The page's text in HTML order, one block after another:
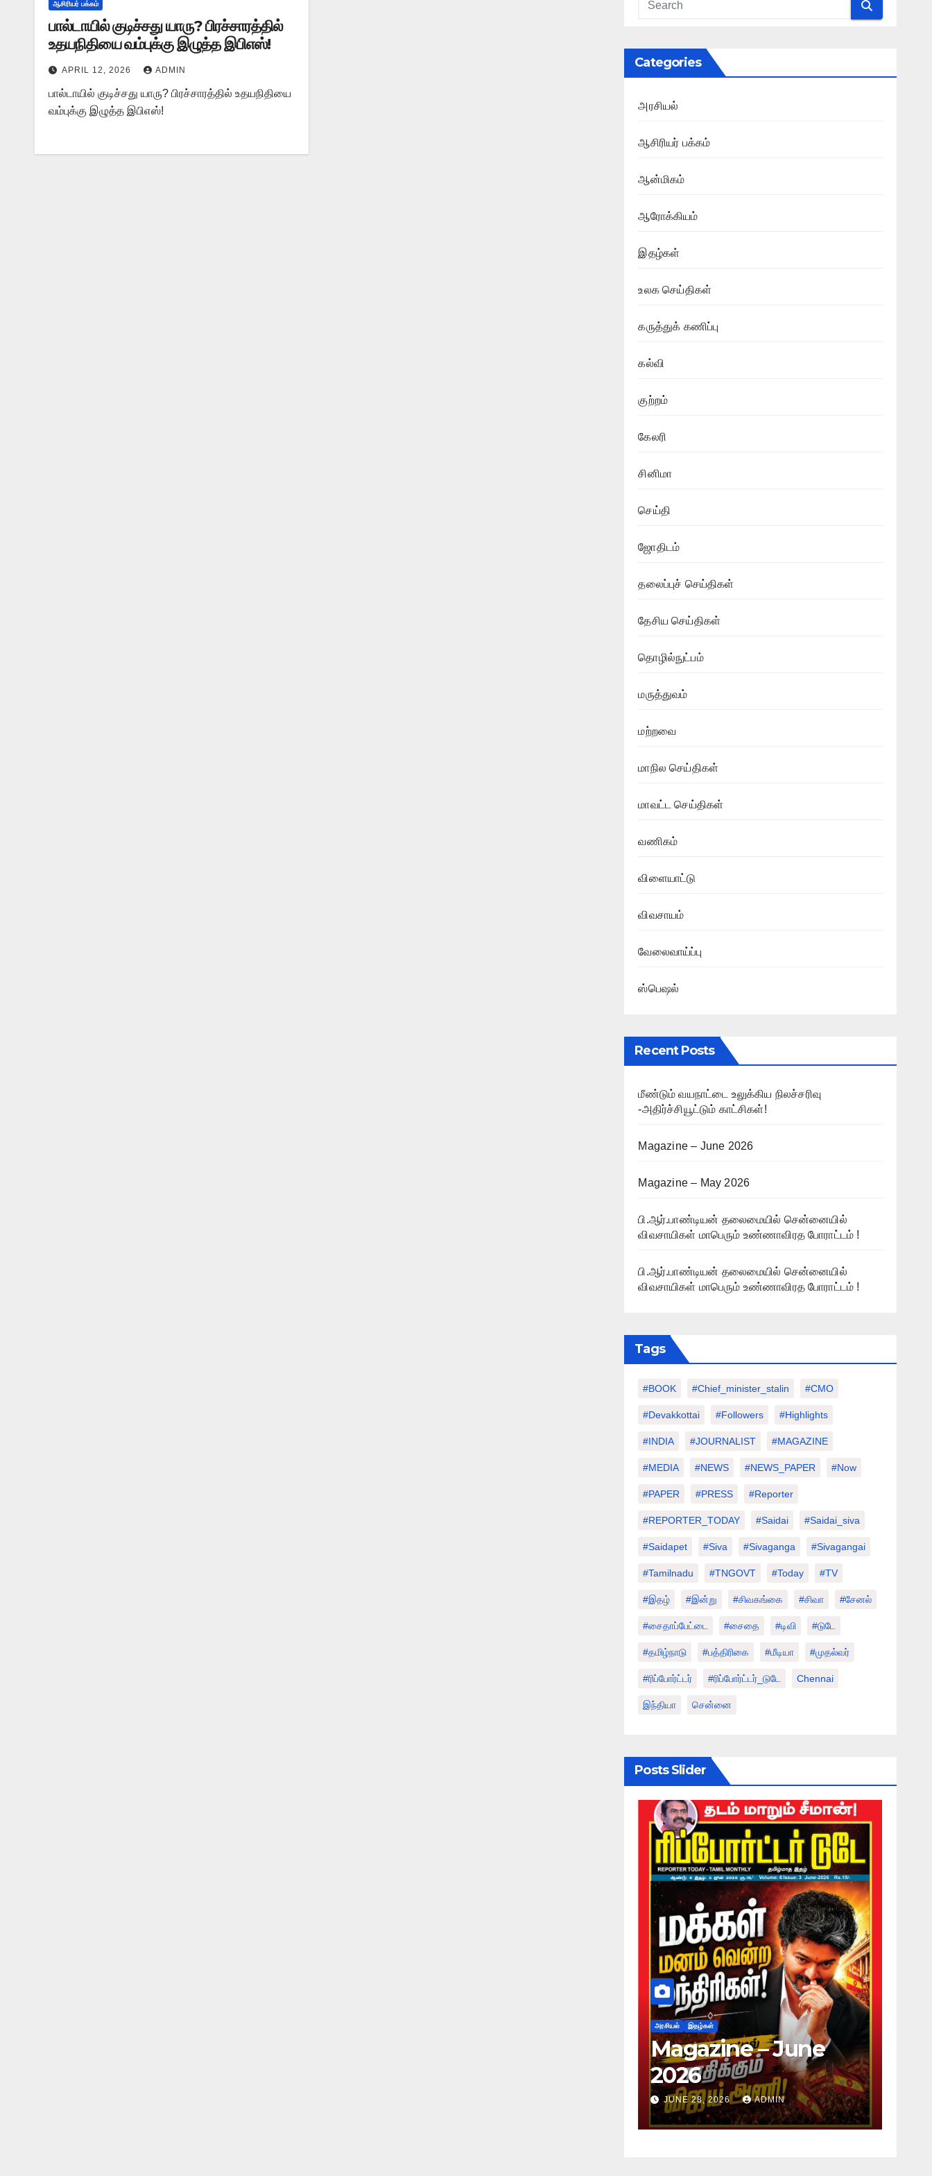
ஆசிரியர் பக்கம்
பால்டாயில் குடிச்சது யாரு? பிரச்சாரத்தில்
உதயநிதியை வம்புக்கு இழுத்த இபிஎஸ்!
APRIL 12, 2026 ADMIN
பால்டாயில் குடிச்சது யாரு? பிரச்சாரத்தில் உதயநிதியை
வம்புக்கு இழுத்த இபிஎஸ்!
Categories
அரசியல்
ஆசிரியர் பக்கம்
ஆன்மிகம்
ஆரோக்கியம்
இதழ்கள்
உலக செய்திகள்
கருத்துக் கணிப்பு
கல்வி
குற்றம்
கேலரி
சினிமா
செய்தி
ஜோதிடம்
தலைப்புச் செய்திகள்
தேசிய செய்திகள்
தொழில்நுட்பம்
மருத்துவம்
மற்றவை
மாநில செய்திகள்
மாவட்ட செய்திகள்
வணிகம்
விளையாட்டு
விவசாயம்
வேலைவாய்ப்பு
ஸ்பெஷல்
Recent Posts
மீண்டும் வயநாட்டை உலுக்கிய நிலச்சரிவு
-அதிர்ச்சியூட்டும் காட்சிகள்!
Magazine – June 2026
Magazine – May 2026
பி.ஆர்.பாண்டியன் தலைமையில் சென்னையில்
விவசாயிகள் மாபெரும் உண்ணாவிரத போராட்டம் !
பி.ஆர்.பாண்டியன் தலைமையில் சென்னையில்
விவசாயிகள் மாபெரும் உண்ணாவிரத போராட்டம் !
Tags
#BOOK #chief_minister_stalin #CMO
#devakkottai #followers #highlights
#INDIA #JOURNALIST #MAGAZINE
#MEDIA #NEWS #NEWS_PAPER #Now
#PAPER #PRESS #Reporter
#REPORTER_TODAY #saidai #saidai_siva
#saidapet #Siva #Sivaganga #sivagangai
#tamilnadu #TNGOVT #today #TV
#இதழ் #இன்று #சிவகங்கை #சிவா #சேனல்
#சைதாப்பேட்டை #சைதை #டிவி #டுடே
#தமிழ்நாடு #பத்திரிகை #மீடியா #முதல்வர்
#ரிப்போர்ட்டர் #ரிப்போர்ட்டர்_டுடே Chennai
இந்தியா சென்னை
Posts Slider
அரசியல் இதழ்கள்
Magazine – June
2026
JUNE 28, 2026 ADMIN